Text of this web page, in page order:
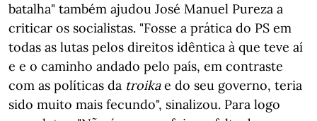
batalha" também ajudou José Manuel Pureza a
criticar os socialistas. "Fosse a prática do PS em
todas as lutas pelos direitos idêntica à que teve aí
e e o caminho andado pelo país, em contraste
com as políticas da troikae do seu governo, teria
sido muito mais fecundo", sinalizou. Para logo